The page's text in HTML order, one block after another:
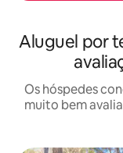
Aluguel por
Os hóspedes
muito bem